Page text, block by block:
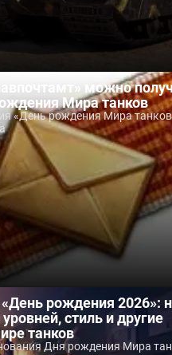
можно
Мира танков
«День рождения Мира танков
рождения 2026»:
стиль и другие
танков
Дня рождения Мира